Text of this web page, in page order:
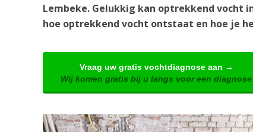
Lembeke. Gelukkig kan optrekkend vocht
hoe optrekkend vocht ontstaat en hoe je
Vraag uw gratis vochtdiagnose aan →
Wij komen gratis bij u langs voor een diagnose